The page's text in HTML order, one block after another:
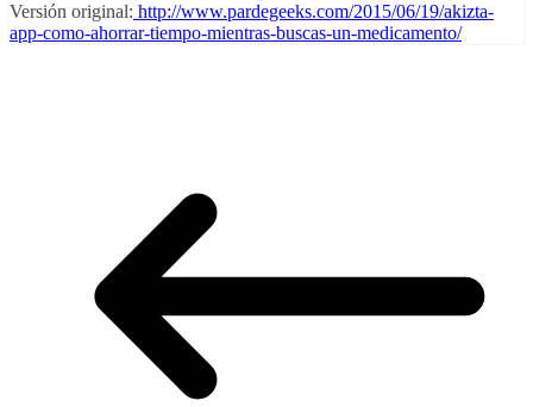
Versión original: http://www.pardegeeks.com/2015/06/19/akizta-
app-como-ahorrar-tiempo-mientras-buscas-un-medicamento/